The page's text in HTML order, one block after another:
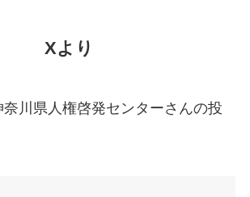
Xより
奈川県人権啓発センターさんの投